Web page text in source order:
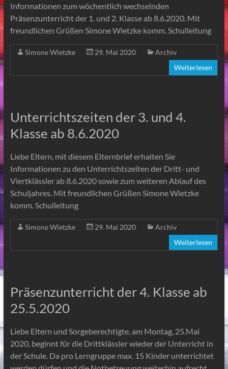
Informationen zum wöchentlich wechselnden
Präsenzunterricht der 1. und 2. Klasse ab 8.6.2020. Mit
freundlichen Grüßen Simone Wietzke komm. Schulleitung
Simone Wietzke 29. Mai 2020
Archiv
Weiterlesen
Unterrichtszeiten der 3. und 4.
Klasse ab 8.6.2020
Liebe Eltern, mit diesem Elternbrief erhalten Sie
Informationen zu den Unterrichtszeiten der Dritt- und
Viertklässler ab 8.6.2020 sowie zum weiteren Ablauf des
Schuljahres. Mit freundlichen Grüßen Simone Wietzke
komm. Schulleitung
Simone Wietzke 29. Mai 2020
Archiv
Weiterlesen
Präsenzunterricht der 4. Klasse ab
25.5.2020
Liebe Eltern und Sorgeberechtigte, am Montag, 25.Mai
2020, beginnt für die Drittklässler wieder der Unterricht in
der Schule. Da pro Lerngruppe max. 15 Kinder unterrichtet